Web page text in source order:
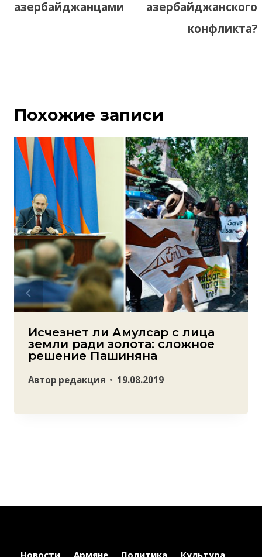
азербайджанцами
азербайджанского
конфликта?
Похожие записи
Исчезнет ли Амулсар с лица
земли ради золота: сложное
решение Пашиняна
Автор редакция 19.08.2019